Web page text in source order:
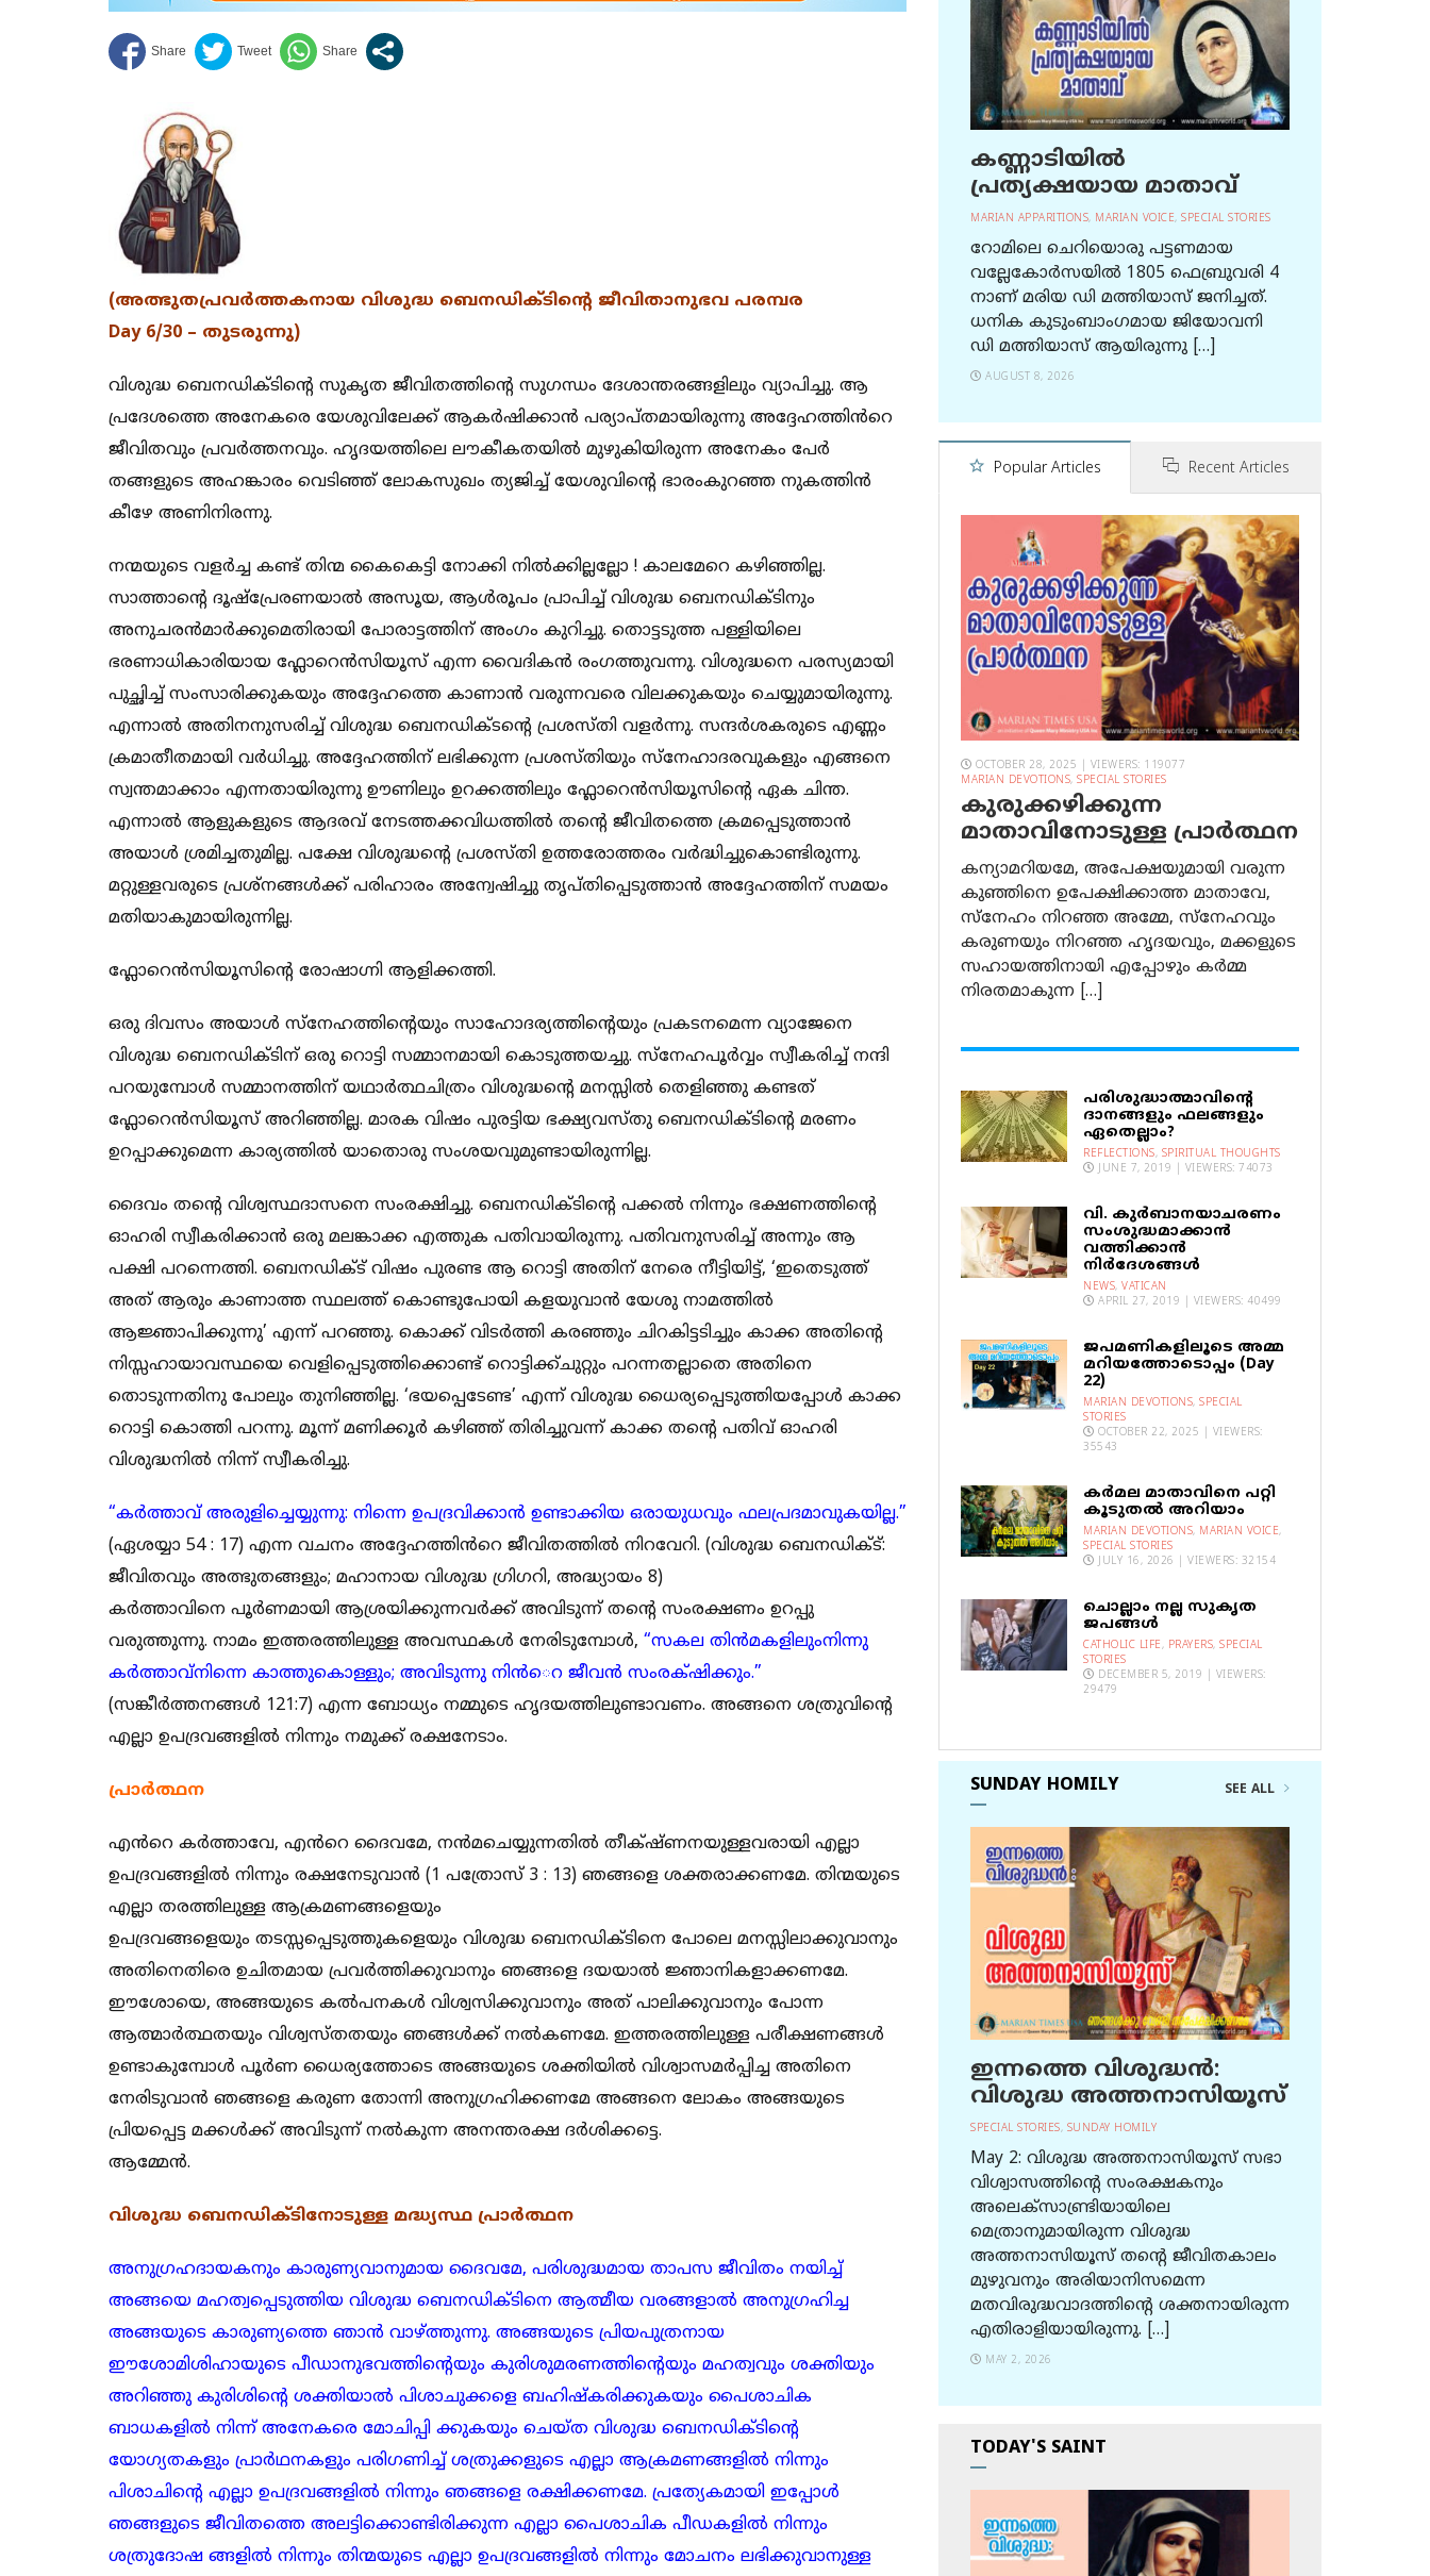
(അത്ഭുതപ്രവര്‍ത്തകനായ വിശുദ്ധ ബെനഡിക്ടിന്റെ ജീവിതാനുഭവ പരമ്പര
Day 6/30 – തുടരുന്നു)
വിശുദ്ധ ബെനഡിക്ടിന്റെ സുകൃത ജീവിതത്തിന്റെ സുഗന്ധം ദേശാന്തരങ്ങളിലും വ്യാപിച്ചു. ആ
പ്രദേശത്തെ അനേകരെ യേശുവിലേക്ക് ആകർഷിക്കാൻ പര്യാപ്തമായിരുന്നു അദ്ദേഹത്തിൻറെ
ജീവിതവും പ്രവർത്തനവും. ഹൃദയത്തിലെ ലൗകീകതയിൽ മുഴുകിയിരുന്ന അനേകം പേർ
തങ്ങളുടെ അഹങ്കാരം വെടിഞ്ഞ് ലോകസുഖം ത്യജിച്ച് യേശുവിന്റെ ഭാരംകുറഞ്ഞ നുകത്തിൻ
കീഴേ അണിനിരന്നു.
നന്മയുടെ വളർച്ച കണ്ട് തിന്മ കൈകെട്ടി നോക്കി നിൽക്കില്ലല്ലോ ! കാലമേറെ കഴിഞ്ഞില്ല.
സാത്താന്റെ ദൂഷ്പ്രേരണയാൽ അസൂയ, ആൾരൂപം പ്രാപിച്ച് വിശുദ്ധ ബെനഡിക്ടിനും
അനുചരൻമാർക്കുമെതിരായി പോരാട്ടത്തിന് അംഗം കുറിച്ചു. തൊട്ടടുത്ത പള്ളിയിലെ
ഭരണാധികാരിയായ ഫ്ലോറെൻസിയൂസ് എന്ന വൈദികൻ രംഗത്തുവന്നു. വിശുദ്ധനെ പരസ്യമായി
പുച്ഛിച്ച് സംസാരിക്കുകയും അദ്ദേഹത്തെ കാണാൻ വരുന്നവരെ വിലക്കുകയും ചെയ്യുമായിരുന്നു.
എന്നാൽ അതിനനുസരിച്ച് വിശുദ്ധ ബെനഡിക്ടന്റെ പ്രശസ്തി വളർന്നു. സന്ദർശകരുടെ എണ്ണം
ക്രമാതീതമായി വർധിച്ചു. അദ്ദേഹത്തിന് ലഭിക്കുന്ന പ്രശസ്തിയും സ്നേഹാദരവുകളും എങ്ങനെ
സ്വന്തമാക്കാം എന്നതായിരുന്നു ഊണിലും ഉറക്കത്തിലും ഫ്ലോറെൻസിയൂസിന്റെ ഏക ചിന്ത.
എന്നാൽ ആളുകളുടെ ആദരവ് നേടത്തക്കവിധത്തിൽ തന്റെ ജീവിതത്തെ ക്രമപ്പെടുത്താൻ
അയാൾ ശ്രമിച്ചതുമില്ല. പക്ഷേ വിശുദ്ധന്റെ പ്രശസ്തി ഉത്തരോത്തരം വർദ്ധിച്ചുകൊണ്ടിരുന്നു.
മറ്റുള്ളവരുടെ പ്രശ്നങ്ങൾക്ക് പരിഹാരം അന്വേഷിച്ചു തൃപ്തിപ്പെടുത്താൻ അദ്ദേഹത്തിന് സമയം
മതിയാകുമായിരുന്നില്ല.
ഫ്ലോറെൻസിയൂസിന്റെ രോഷാഗ്നി ആളിക്കത്തി.
ഒരു ദിവസം അയാൾ സ്നേഹത്തിന്റെയും സാഹോദര്യത്തിന്റെയും പ്രകടനമെന്ന വ്യാജേനെ
വിശുദ്ധ ബെനഡിക്ടിന് ഒരു റൊട്ടി സമ്മാനമായി കൊടുത്തയച്ചു. സ്നേഹപൂർവ്വം സ്വീകരിച്ച് നന്ദി
പറയുമ്പോൾ സമ്മാനത്തിന് യഥാർത്ഥചിത്രം വിശുദ്ധന്റെ മനസ്സിൽ തെളിഞ്ഞു കണ്ടത്
ഫ്ലോറെൻസിയൂസ് അറിഞ്ഞില്ല. മാരക വിഷം പുരട്ടിയ ഭക്ഷ്യവസ്തു ബെനഡിക്ടിന്റെ മരണം
ഉറപ്പാക്കുമെന്ന കാര്യത്തിൽ യാതൊരു സംശയവുമുണ്ടായിരുന്നില്ല.
ദൈവം തന്റെ വിശ്വസ്ഥദാസനെ സംരക്ഷിച്ചു. ബെനഡിക്ടിന്റെ പക്കൽ നിന്നും ഭക്ഷണത്തിന്റെ
ഓഹരി സ്വീകരിക്കാൻ ഒരു മലങ്കാക്ക എത്തുക പതിവായിരുന്നു. പതിവനുസരിച്ച് അന്നും ആ
പക്ഷി പറന്നെത്തി. ബെനഡിക്ട് വിഷം പുരണ്ട ആ റൊട്ടി അതിന് നേരെ നീട്ടിയിട്ട്, ‘ഇതെടുത്ത്
അത് ആരും കാണാത്ത സ്ഥലത്ത് കൊണ്ടുപോയി കളയുവാൻ യേശു നാമത്തിൽ
ആജ്ഞാപിക്കുന്നു’ എന്ന് പറഞ്ഞു. കൊക്ക് വിടർത്തി കരഞ്ഞും ചിറകിട്ടടിച്ചും കാക്ക അതിന്റെ
നിസ്സഹായാവസ്ഥയെ വെളിപ്പെടുത്തിക്കൊണ്ട് റൊട്ടിക്ക്ചുറ്റും പറന്നതല്ലാതെ അതിനെ
തൊടുന്നതിനു പോലും തുനിഞ്ഞില്ല. ‘ഭയപ്പെടേണ്ട’ എന്ന് വിശുദ്ധ ധൈര്യപ്പെടുത്തിയപ്പോൾ കാക്ക
റൊട്ടി കൊത്തി പറന്നു. മൂന്ന് മണിക്കൂർ കഴിഞ്ഞ് തിരിച്ചുവന്ന് കാക്ക തന്റെ പതിവ് ഓഹരി
വിശുദ്ധനിൽ നിന്ന് സ്വീകരിച്ചു.
“കര്‍ത്താവ്‌ അരുളിച്ചെയ്യുന്നു: നിന്നെ ഉപദ്രവിക്കാന്‍ ഉണ്ടാക്കിയ ഒരായുധവും ഫലപ്രദമാവുകയില്ല.”
(ഏശയ്യാ 54 : 17) എന്ന വചനം അദ്ദേഹത്തിൻറെ ജീവിതത്തിൽ നിറവേറി. (വിശുദ്ധ ബെനഡിക്ട്:
ജീവിതവും അത്ഭുതങ്ങളും; മഹാനായ വിശുദ്ധ ഗ്രിഗറി, അദ്ധ്യായം 8)
കർത്താവിനെ പൂർണമായി ആശ്രയിക്കുന്നവർക്ക് അവിടുന്ന് തന്റെ സംരക്ഷണം ഉറപ്പു
വരുത്തുന്നു. നാമം ഇത്തരത്തിലുള്ള അവസ്ഥകൾ നേരിടുമ്പോൾ, “സകല തിന്‍മകളിലുംനിന്നു
കര്‍ത്താവ്‌നിന്നെ കാത്തുകൊള്ളും; അവിടുന്നു നിന്‍െറ ജീവന്‍ സംരക്‌ഷിക്കും.”
(സങ്കീര്‍ത്തനങ്ങള്‍ 121:7) എന്ന ബോധ്യം നമ്മുടെ ഹൃദയത്തിലുണ്ടാവണം. അങ്ങനെ ശത്രുവിന്റെ
എല്ലാ ഉപദ്രവങ്ങളിൽ നിന്നും നമുക്ക് രക്ഷനേടാം.
പ്രാർത്ഥന
എൻറെ കർത്താവേ, എൻറെ ദൈവമേ, നന്‍മചെയ്യുന്നതില്‍ തീക്‌ഷ്ണനയുള്ളവരായി എല്ലാ
ഉപദ്രവങ്ങളിൽ നിന്നും രക്ഷനേടുവാൻ (1 പത്രോസ് 3 : 13) ഞങ്ങളെ ശക്തരാക്കണമേ. തിന്മയുടെ
എല്ലാ തരത്തിലുള്ള ആക്രമണങ്ങളെയും
ഉപദ്രവങ്ങളെയും തടസ്സപ്പെടുത്തുകളെയും വിശുദ്ധ ബെനഡിക്ടിനെ പോലെ മനസ്സിലാക്കുവാനും
അതിനെതിരെ ഉചിതമായ പ്രവർത്തിക്കുവാനും ഞങ്ങളെ ദയയാൽ ജ്ഞാനികളാക്കണമേ.
ഈശോയെ, അങ്ങയുടെ കല്‍പനകൾ വിശ്വസിക്കുവാനും അത് പാലിക്കുവാനും പോന്ന
ആത്മാർത്ഥതയും വിശ്വസ്തതയും ഞങ്ങൾക്ക് നൽകണമേ. ഇത്തരത്തിലുള്ള പരീക്ഷണങ്ങൾ
ഉണ്ടാകുമ്പോൾ പൂർണ ധൈര്യത്തോടെ അങ്ങയുടെ ശക്തിയിൽ വിശ്വാസമർപ്പിച്ച അതിനെ
നേരിടുവാൻ ഞങ്ങളെ കരുണ തോന്നി അനുഗ്രഹിക്കണമേ അങ്ങനെ ലോകം അങ്ങയുടെ
പ്രിയപ്പെട്ട മക്കൾക്ക് അവിടുന്ന് നൽകുന്ന അനന്തരക്ഷ ദർശിക്കട്ടെ.
ആമ്മേൻ.
വിശുദ്ധ ബെനഡിക്ടിനോടുള്ള മദ്ധ്യസ്ഥ പ്രാർത്ഥന
അനുഗ്രഹദായകനും കാരുണ്യവാനുമായ ദൈവമേ, പരിശുദ്ധമായ താപസ ജീവിതം നയിച്ച്
അങ്ങയെ മഹത്വപ്പെടുത്തിയ വിശുദ്ധ ബെനഡിക്ടിനെ ആത്മീയ വരങ്ങളാൽ അനുഗ്രഹിച്ച
അങ്ങയുടെ കാരുണ്യത്തെ ഞാൻ വാഴ്ത്തുന്നു. അങ്ങയുടെ പ്രിയപുത്രനായ
ഈശോമിശിഹായുടെ പീഡാനുഭവത്തിന്റെയും കുരിശുമരണത്തിന്റെയും മഹത്വവും ശക്തിയും
അറിഞ്ഞു കുരിശിന്റെ ശക്തിയാൽ പിശാചുക്കളെ ബഹിഷ്കരിക്കുകയും പൈശാചിക
ബാധകളിൽ നിന്ന് അനേകരെ മോചിപ്പി ക്കുകയും ചെയ്ത വിശുദ്ധ ബെനഡിക്ടിന്റെ
യോഗ്യതകളും പ്രാർഥനകളും പരിഗണിച്ച് ശത്രുക്കളുടെ എല്ലാ ആക്രമണങ്ങളിൽ നിന്നും
പിശാചിന്റെ എല്ലാ ഉപദ്രവങ്ങളിൽ നിന്നും ഞങ്ങളെ രക്ഷിക്കണമേ. പ്രത്യേകമായി ഇപ്പോൾ
ഞങ്ങളുടെ ജീവിതത്തെ അലട്ടിക്കൊണ്ടിരിക്കുന്ന എല്ലാ പൈശാചിക പീഡകളിൽ നിന്നും
ശത്രുദോഷ ങ്ങളിൽ നിന്നും തിന്മയുടെ എല്ലാ ഉപദ്രവങ്ങളിൽ നിന്നും മോചനം ലഭിക്കുവാനുള്ള
കണ്ണാടിയില്‍
പ്രത്യക്ഷയായ മാതാവ്
MARIAN APPARITIONS, MARIAN VOICE, SPECIAL STORIES
റോമിലെ ചെറിയൊരു പട്ടണമായ
വല്ലേകോര്‍സയില്‍ 1805 ഫെബ്രുവരി 4
നാണ് മരിയ ഡി മത്തിയാസ് ജനിച്ചത്.
ധനിക കുടുംബാംഗമായ ജിയോവനി
ഡി മത്തിയാസ് ആയിരുന്നു […]
AUGUST 8, 2026
Popular Articles Recent Articles
OCTOBER 28, 2025 | VIEWERS: 119077
MARIAN DEVOTIONS, SPECIAL STORIES
കുരുക്കഴിക്കുന്ന
മാതാവിനോടുള്ള പ്രാര്‍ത്ഥന
കന്യാമറിയമേ, അപേക്ഷയുമായി വരുന്ന
കുഞ്ഞിനെ ഉപേക്ഷിക്കാത്ത മാതാവേ,
സ്നേഹം നിറഞ്ഞ അമ്മേ, സ്നേഹവും
കരുണയും നിറഞ്ഞ ഹൃദയവും, മക്കളുടെ
സഹായത്തിനായി എപ്പോഴും കർമ്മ
നിരതമാകുന്ന […]
പരിശുദ്ധാത്മാവിന്റെ
ദാനങ്ങളും ഫലങ്ങളും
ഏതെല്ലാം?
REFLECTIONS, SPIRITUAL THOUGHTS
JUNE 7, 2019 | VIEWERS: 74073
വി. കുര്‍ബാനയാചരണം
സംശുദ്ധമാക്കാന്‍
വത്തിക്കാന്‍
നിര്‍ദേശങ്ങള്‍
NEWS, VATICAN
APRIL 27, 2019 | VIEWERS: 40499
ജപമണികളിലൂടെ അമ്മ
മറിയത്തോടൊപ്പം (Day
22)
MARIAN DEVOTIONS, SPECIAL
STORIES
OCTOBER 22, 2025 | VIEWERS:
35543
കര്‍മല മാതാവിനെ പറ്റി
കൂടുതല്‍ അറിയാം
MARIAN DEVOTIONS, MARIAN VOICE,
SPECIAL STORIES
JULY 16, 2026 | VIEWERS: 32154
ചൊല്ലാം നല്ല സുകൃത
ജപങ്ങൾ
CATHOLIC LIFE, PRAYERS, SPECIAL
STORIES
DECEMBER 5, 2019 | VIEWERS:
29479
SUNDAY HOMILY SEE ALL
ഇന്നത്തെ വിശുദ്ധന്‍:
വിശുദ്ധ അത്തനാസിയൂസ്
SPECIAL STORIES, SUNDAY HOMILY
May 2: വിശുദ്ധ അത്തനാസിയൂസ് സഭാ
വിശ്വാസത്തിന്റെ സംരക്ഷകനും
അലെക്സാണ്ട്രിയായിലെ
മെത്രാനുമായിരുന്ന വിശുദ്ധ
അത്തനാസിയൂസ് തന്റെ ജീവിതകാലം
മുഴുവനും അരിയാനിസമെന്ന
മതവിരുദ്ധവാദത്തിന്റെ ശക്തനായിരുന്ന
എതിരാളിയായിരുന്നു. […]
MAY 2, 2026
TODAY'S SAINT